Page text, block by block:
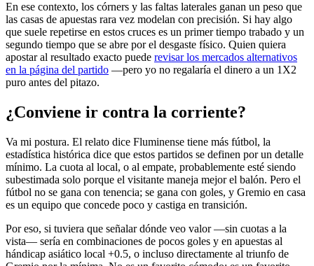
En ese contexto, los córners y las faltas laterales ganan un peso que
las casas de apuestas rara vez modelan con precisión. Si hay algo
que suele repetirse en estos cruces es un primer tiempo trabado y un
segundo tiempo que se abre por el desgaste físico. Quien quiera
apostar al resultado exacto puede revisar los mercados alternativos
en la página del partido —pero yo no regalaría el dinero a un 1X2
puro antes del pitazo.
¿Conviene ir contra la corriente?
Va mi postura. El relato dice Fluminense tiene más fútbol, la
estadística histórica dice que estos partidos se definen por un detalle
mínimo. La cuota al local, o al empate, probablemente esté siendo
subestimada solo porque el visitante maneja mejor el balón. Pero el
fútbol no se gana con tenencia; se gana con goles, y Gremio en casa
es un equipo que concede poco y castiga en transición.
Por eso, si tuviera que señalar dónde veo valor —sin cuotas a la
vista— sería en combinaciones de pocos goles y en apuestas al
hándicap asiático local +0.5, o incluso directamente al triunfo de